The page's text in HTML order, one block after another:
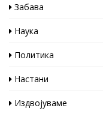
Забава
Наука
Политика
Настани
Издвојуваме